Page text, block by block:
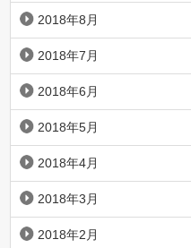
2018年8月
2018年7月
2018年6月
2018年5月
2018年4月
2018年3月
2018年2月